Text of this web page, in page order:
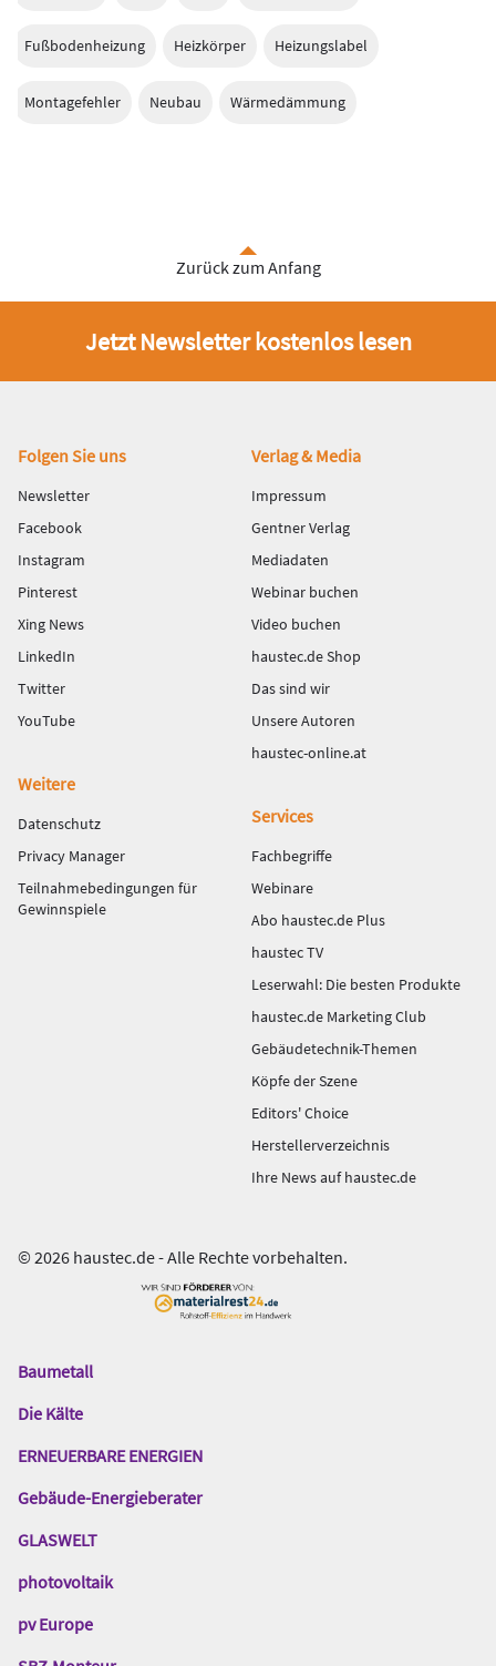
Fußbodenheizung Heizkörper Heizungslabel
Montagefehler Neubau Wärmedämmung
Zurück zum Anfang
Jetzt Newsletter kostenlos lesen
Fußbereich
Folgen Sie uns
Newsletter
Facebook
Instagram
Pinterest
Xing News
LinkedIn
Twitter
YouTube
Verlag & Media
Impressum
Gentner Verlag
Mediadaten
Webinar buchen
Video buchen
haustec.de Shop
Das sind wir
Unsere Autoren
haustec-online.at
Weitere
Datenschutz
Privacy Manager
Teilnahmebedingungen für
Gewinnspiele
Services
Fachbegriffe
Webinare
Abo haustec.de Plus
haustec TV
Leserwahl: Die besten Produkte
haustec.de Marketing Club
Gebäudetechnik-Themen
Köpfe der Szene
Editors' Choice
Herstellerverzeichnis
Ihre News auf haustec.de
© 2026 haustec.de - Alle Rechte vorbehalten.
Das
Gentner
Baumetall
Die Kälte
ERNEUERBARE ENERGIEN
Gebäude-Energieberater
GLASWELT
photovoltaik
pv Europe